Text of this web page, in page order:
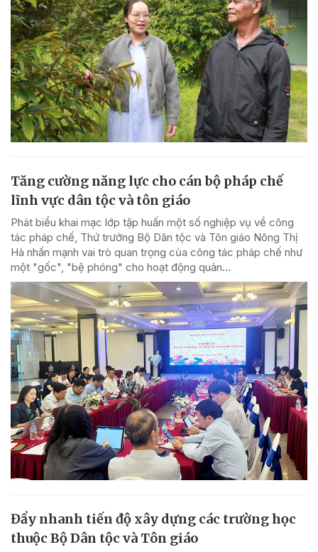
Tăng cường năng lực cho cán bộ pháp chế
lĩnh vực dân tộc và tôn giáo
Phát biểu khai mạc lớp tập huấn một số nghiệp vụ về công
tác pháp chế, Thứ trưởng Bộ Dân tộc và Tôn giáo Nông Thị
Hà nhấn mạnh vai trò quan trọng của công tác pháp chế như
một "gốc", "bệ phóng" cho hoạt động quản...
Đẩy nhanh tiến độ xây dựng các trường học
thuộc Bộ Dân tộc và Tôn giáo